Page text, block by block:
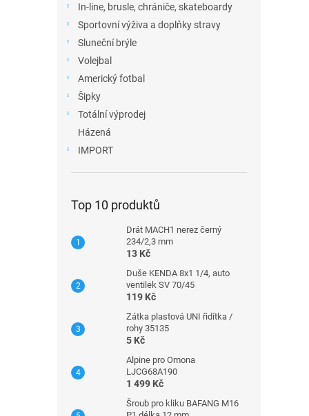
In-line, brusle, chrániče, skateboardy
Sportovní výživa a doplňky stravy
Sluneční brýle
Volejbal
Americký fotbal
Šipky
Totální výprodej
Házená
IMPORT
Top 10 produktů
Drát MACH1 nerez černý
234/2,3 mm
13 Kč
Duše KENDA 8x1 1/4, auto
ventilek SV 70/45
119 Kč
Zátka plastová UNI řidítka /
rohy 35135
5 Kč
Alpine pro Omona
LJCG68A190
1 499 Kč
Šroub pro kliku BAFANG M16